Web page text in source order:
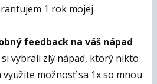
1 rok mojej
feedback na váš nápad
vybrali zlý nápad, ktorý nikto
možnosť sa 1x so mnou